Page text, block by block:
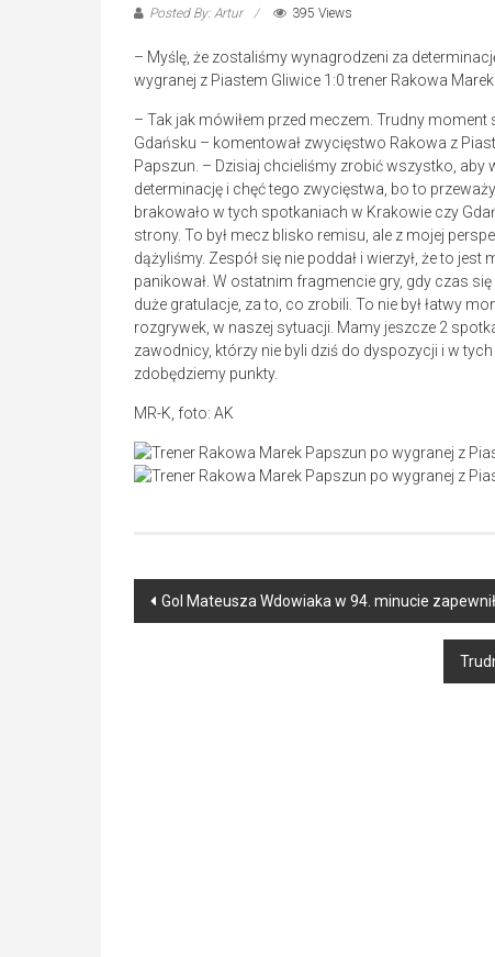
Posted By: Artur 395 Views
– Myślę, że zostaliśmy wynagrodzeni za
wygranej z Piastem Gliwice 1:0 trener Rakowa
– Tak jak mówiłem przed meczem. Trudny
Gdańsku – komentował zwycięstwo Rakowa z
Papszun. – Dzisiaj chcieliśmy zrobić wszystko, aby
determinację i chęć tego zwycięstwa, bo to
brakowało w tych spotkaniach w Krakowie czy
strony. To był mecz blisko remisu, ale z mojej
dążyliśmy. Zespół się nie poddał i wierzył, że to
panikował. W ostatnim fragmencie gry, gdy czas
duże gratulacje, za to, co zrobili. To nie był łatwy
rozgrywek, w naszej sytuacji. Mamy jeszcze 2
zawodnicy, którzy nie byli dziś do dyspozycji i w
zdobędziemy punkty.
MR-K, foto: AK
Post
Gol Mateusza Wdowiaka w 94. minucie